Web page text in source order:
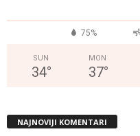
75%
SUN
34°
MON
37°
NAJNOVIJI KOMENTARI